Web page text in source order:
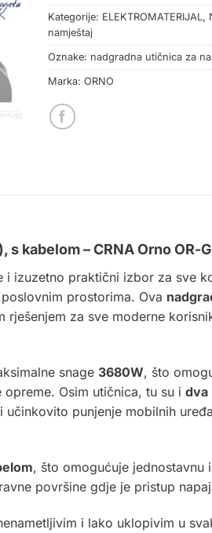
Kategorije: ELEKTROMATERIJAL,
namještaj
Oznake: nadgradna utičnica za
Marka: ORNO
s kabelom – CRNA Orno
i izuzetno praktični izbor za sve
prostorima. Ova
za sve moderne
snage 3680W, što
Osim utičnica, tu su i dva
učinkovito punjenje mobilnih
, što omogućuje jednostavnu
površine gdje je pristup
i lako uklopivim u